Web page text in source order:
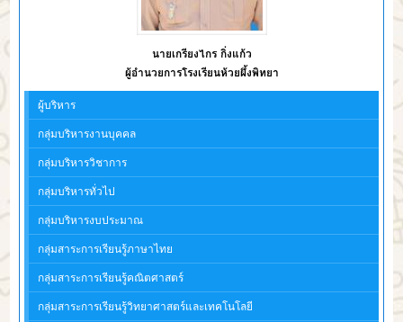
นายเกรียงไกร กิ่งแก้ว
ผู้อำนวยการโรงเรียนห้วยผึ้งพิทยา
ผู้บริหาร
กลุ่มบริหารงานบุคคล
กลุ่มบริหารวิชาการ
กลุ่มบริหารทั่วไป
กลุ่มบริหารงบประมาณ
กลุ่มสาระการเรียนรู้ภาษาไทย
กลุ่มสาระการเรียนรู้คณิตศาสตร์
กลุ่มสาระการเรียนรู้วิทยาศาสตร์และเทคโนโลยี